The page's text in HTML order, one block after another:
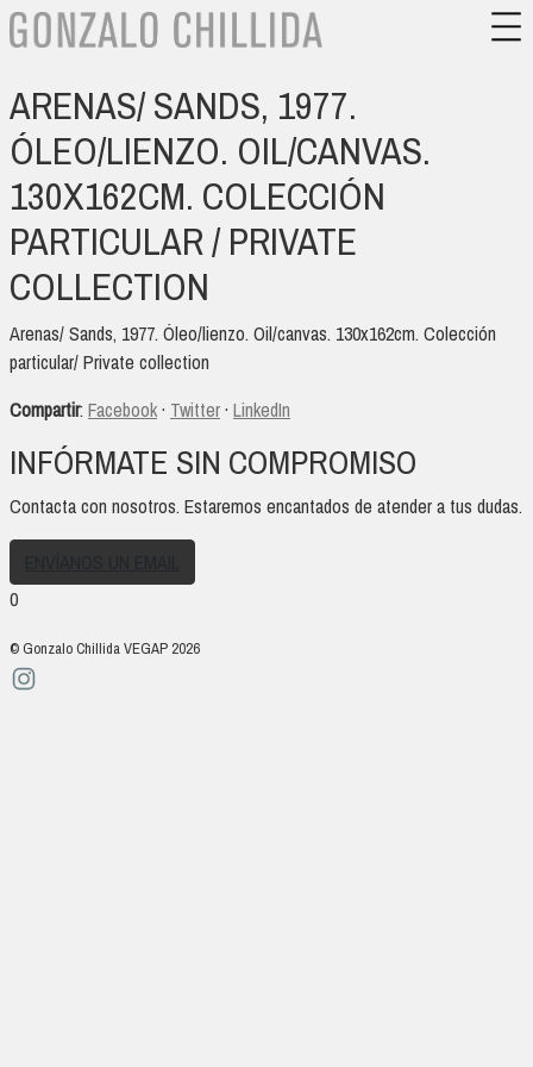
ARENAS/ SANDS, 1977.
ÓLEO/LIENZO. OIL/CANVAS.
130X162CM. COLECCIÓN
PARTICULAR / PRIVATE
COLLECTION
Arenas/ Sands, 1977. Óleo/lienzo. Oil/canvas. 130x162cm. Colección
particular/ Private collection
Compartir: Facebook· Twitter· LinkedIn
INFÓRMATE SIN COMPROMISO
Contacta con nosotros. Estaremos encantados de atender a tus dudas.
0
© Gonzalo Chillida VEGAP 2026